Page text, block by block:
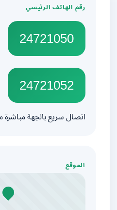
رقم الهاتف الرئيسي
24721050
24721052
اتصال سريع بالجهة مباشرة من
الموقع